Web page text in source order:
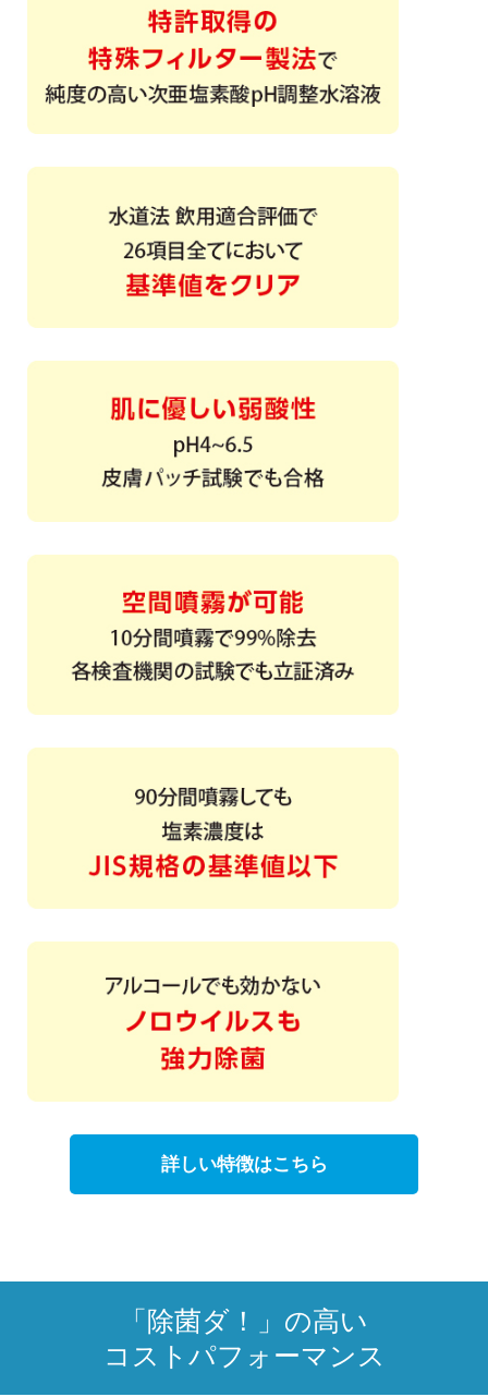
詳しい特徴はこちら
「除菌ダ！」の高い
コストパフォーマンス